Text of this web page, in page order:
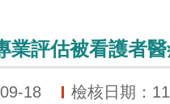
評估被看護者醫
18 檢核日期：